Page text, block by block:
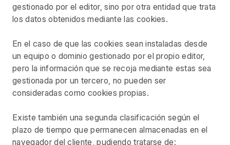
gestionado por el editor, sino por otra entidad que trata
los datos obtenidos mediante las cookies.
En el caso de que las cookies sean instaladas desde
un equipo o dominio gestionado por el propio editor,
pero la información que se recoja mediante estas sea
gestionada por un tercero, no pueden ser
consideradas como cookies propias.
Existe también una segunda clasificación según el
plazo de tiempo que permanecen almacenadas en el
navegador del cliente, pudiendo tratarse de: